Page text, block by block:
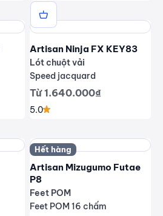
Artisan Ninja FX KEY83
Lót chuột vải
Speed jacquard
Giá giảm
Từ 1.640.000₫
5.0
Hết hàng
Artisan Mizugumo Futae
P8
Feet POM
Feet POM 16 chấm